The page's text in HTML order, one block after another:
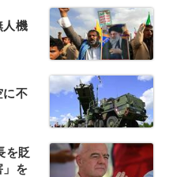
人機
に不
を貶
」を